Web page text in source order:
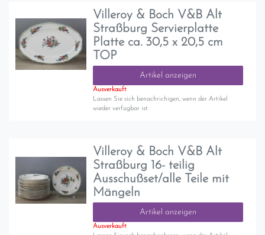
Villeroy & Boch V&B Alt
Straßburg Servierplatte
Platte ca. 30,5 x 20,5 cm
TOP
Artikel anzeigen
Ausverkauft
Lassen Sie sich benachrichigen, wenn der Artikel
wieder verfügbar ist.
Villeroy & Boch V&B Alt
Straßburg 16- teilig
Ausschußset/alle Teile mit
Mängeln
Artikel anzeigen
Ausverkauft